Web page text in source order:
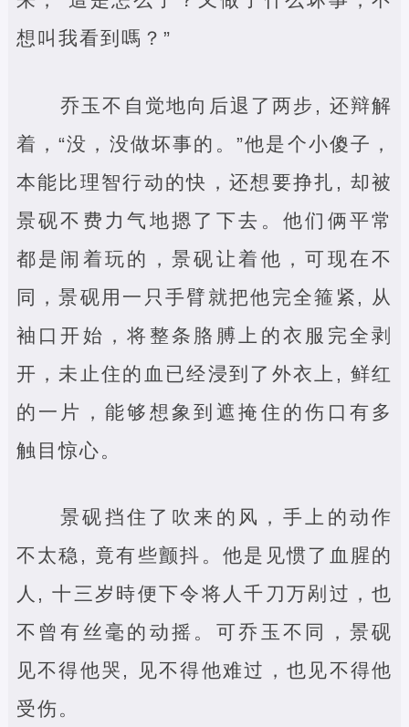
想叫我看到嗎？”
乔玉不自觉地向后退了两步, 还辩解
着，“没，没做坏事的。”他是个小傻子，
本能比理智行动的快，还想要挣扎, 却被
景砚不费力气地摁了下去。他们俩平常
都是闹着玩的，景砚让着他，可现在不
同，景砚用一只手臂就把他完全箍紧, 从
袖口开始，将整条胳膊上的衣服完全剥
开，未止住的血已经浸到了外衣上, 鲜红
的一片，能够想象到遮掩住的伤口有多
触目惊心。
景砚挡住了吹来的风，手上的动作
不太稳, 竟有些颤抖。他是见惯了血腥的
人, 十三岁時便下令将人千刀万剐过，也
不曾有丝毫的动摇。可乔玉不同，景砚
见不得他哭, 见不得他难过，也见不得他
受伤。